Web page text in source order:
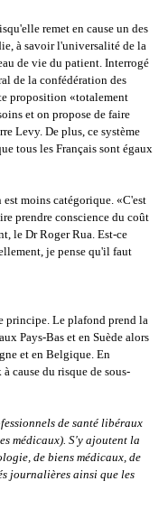
remet en cause un des
à savoir l'universalité de la
de vie du patient. Interrogé
de la confédération des
proposition «totalement
et on propose de faire
Levy. De plus, ce système
tous les Français sont égaux
moins catégorique. «C'est
prendre conscience du coût
le Dr Roger Rua. Est-ce
je pense qu'il faut
principe. Le plafond prend la
Pays-Bas et en Suède alors
et en Belgique. En
cause du risque de sous-
de santé libéraux
médicaux). S'y ajoutent la
de biens médicaux, de
journalières ainsi que les